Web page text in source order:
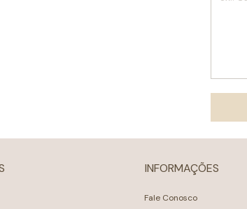
INFORMAÇÕES
Fale Conosco